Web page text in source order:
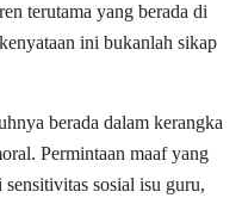
terutama yang berada di
ini bukanlah sikap
berada dalam kerangka
Permintaan maaf yang
sosial isu guru,